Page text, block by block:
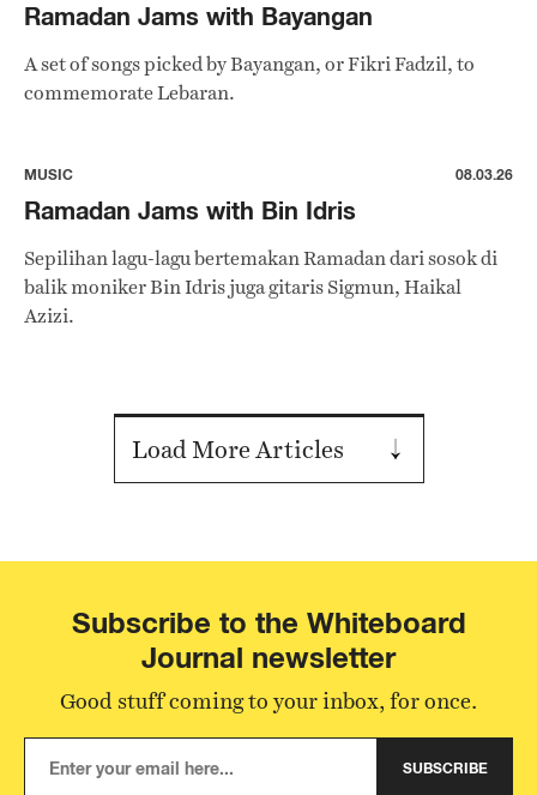
Ramadan Jams with Bayangan
A set of songs picked by Bayangan, or Fikri Fadzil, to
commemorate Lebaran.
MUSIC 08.03.26
Ramadan Jams with Bin Idris
Sepilihan lagu-lagu bertemakan Ramadan dari sosok di
balik moniker Bin Idris juga gitaris Sigmun, Haikal
Azizi.
Load More Articles
Subscribe to the Whiteboard
Journal newsletter
Good stuff coming to your inbox, for once.
SUBSCRIBE